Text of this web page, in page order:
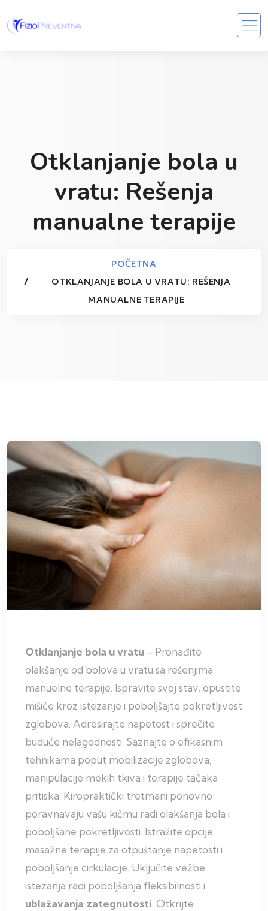
Otklanjanje bola u
vratu: Rešenja
manualne terapije
POČETNA
OTKLANJANJE BOLA U VRATU: REŠENJA
MANUALNE TERAPIJE
Otklanjanje bola u vratu – Pronađite
olakšanje od bolova u vratu sa rešenjima
manuelne terapije. Ispravite svoj stav, opustite
mišiće kroz istezanje i poboljšajte pokretljivost
zglobova. Adresirajte napetost i sprečite
buduće nelagodnosti. Saznajte o efikasnim
tehnikama poput mobilizacije zglobova,
manipulacije mekih tkiva i terapije tačaka
pritiska. Kiropraktički tretmani ponovno
poravnavaju vašu kičmu radi olakšanja bola i
poboljšane pokretljivosti. Istražite opcije
masažne terapije za otpuštanje napetosti i
poboljšanje cirkulacije. Uključite vežbe
istezanja radi poboljšanja fleksibilnosti i
ublažavanja zategnutosti . Otkrijte